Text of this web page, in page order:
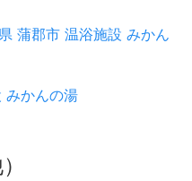
蒲郡市 温浴施設 みかん
みかんの湯